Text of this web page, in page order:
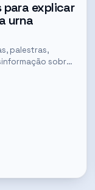
para explicar
urna
palestras,
sobre